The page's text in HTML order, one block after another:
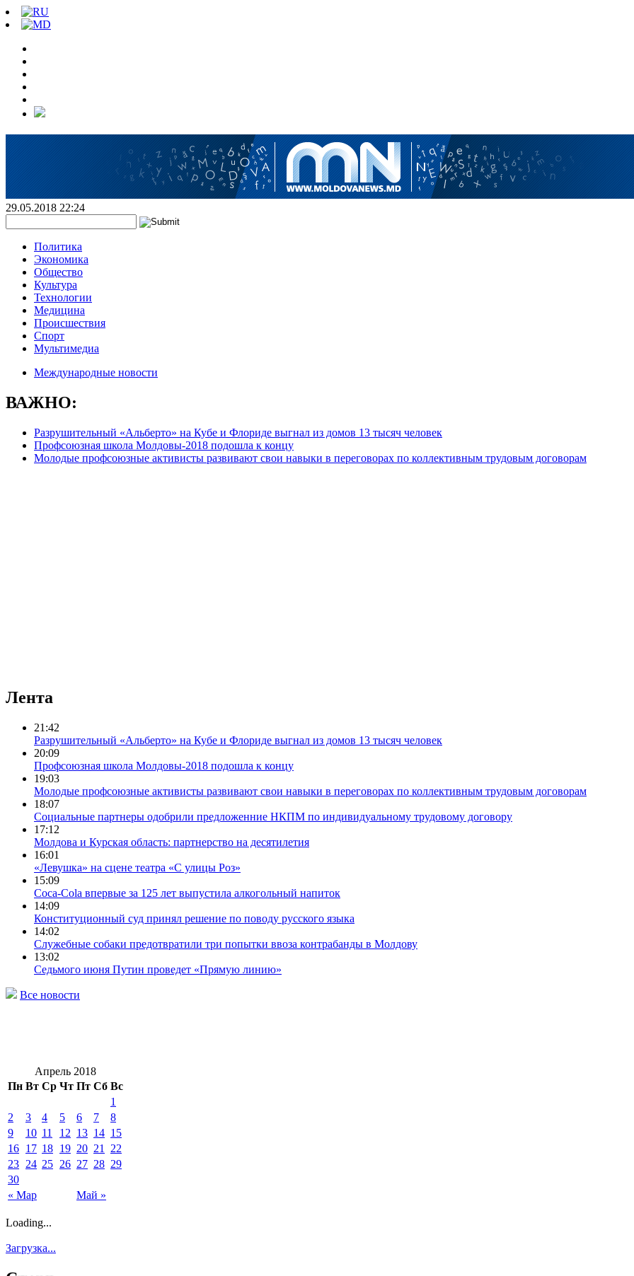
29.05.2018 22:24
Политика
Экономика
Общество
Культура
Технологии
Медицина
Происшествия
Спорт
Мультимедиа
Международные новости
ВАЖНО:
Разрушительный «Альберто» на Кубе и Флориде выгнал из домов 13 тысяч человек
Профсоюзная школа Молдовы-2018 подошла к концу
Молодые профсоюзные активисты развивают свои навыки в переговорах по коллективным трудовым договорам
Лента
21:42
Разрушительный «Альберто» на Кубе и Флориде выгнал из домов 13 тысяч человек
20:09
Профсоюзная школа Молдовы-2018 подошла к концу
19:03
Молодые профсоюзные активисты развивают свои навыки в переговорах по коллективным трудовым договорам
18:07
Социальные партнеры одобрили предложенние НКПМ по индивидуальному трудовому договору
17:12
Молдова и Курская область: партнерство на десятилетия
16:01
«Левушка» на сцене театра «С улицы Роз»
15:09
Coca-Cola впервые за 125 лет выпустила алкогольный напиток
14:09
Конституционный суд принял решение по поводу русского языка
14:02
Служебные собаки предотвратили три попытки ввоза контрабанды в Молдову
13:02
Седьмого июня Путин проведет «Прямую линию»
Все новости
Апрель 2018
Пн Вт Ср Чт Пт Сб Вс
« Мар Май »
1
2
3 4 5 6 7
8
9
10 11 12 13 14 15
16 17 18 19 20 21
22
23 24 25 26 27 28 29
30
Loading...
Загрузка...